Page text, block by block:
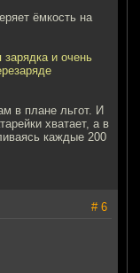
ёмкость на
и очень
в плане льгот. И
хватает, а в
каждые 200
# 6